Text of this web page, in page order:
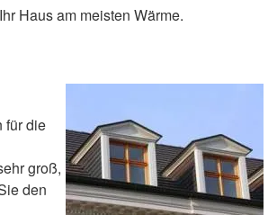
Haus am meisten Wärme.
für die
groß,
den